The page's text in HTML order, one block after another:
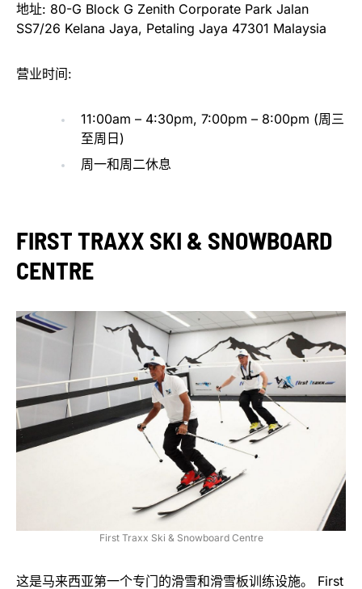
地址: 80-G Block G Zenith Corporate Park Jalan
SS7/26 Kelana Jaya, Petaling Jaya 47301 Malaysia
营业时间:
11:00am – 4:30pm, 7:00pm – 8:00pm (周三
至周日)
周一和周二休息
FIRST TRAXX SKI & SNOWBOARD
CENTRE
First Traxx Ski & Snowboard Centre
这是马来西亚第一个专门的滑雪和滑雪板训练设施。 First